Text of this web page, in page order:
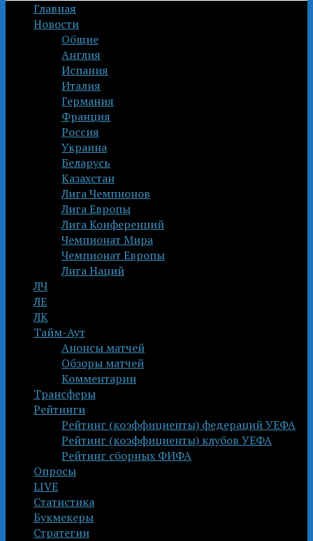
Главная
Новости
Общие
Англия
Испания
Италия
Германия
Франция
Россия
Украина
Беларусь
Казахстан
Лига Чемпионов
Лига Европы
Лига Конференций
Чемпионат Мира
Чемпионат Европы
Лига Наций
ЛЧ
ЛЕ
ЛК
Тайм-Аут
Анонсы матчей
Обзоры матчей
Комментарии
Трансферы
Рейтинги
Рейтинг (коэффициенты) федераций УЕФА
Рейтинг (коэффициенты) клубов УЕФА
Рейтинг сборных ФИФА
Опросы
LIVE
Статистика
Букмекеры
Стратегии